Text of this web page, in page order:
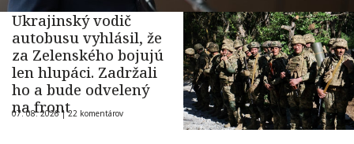
Ukrajinský vodič
autobusu vyhlásil, že
za Zelenského bojujú
len hlupáci. Zadržali
ho a bude odvelený
na front
07. 08. 2026 |22 komentárov